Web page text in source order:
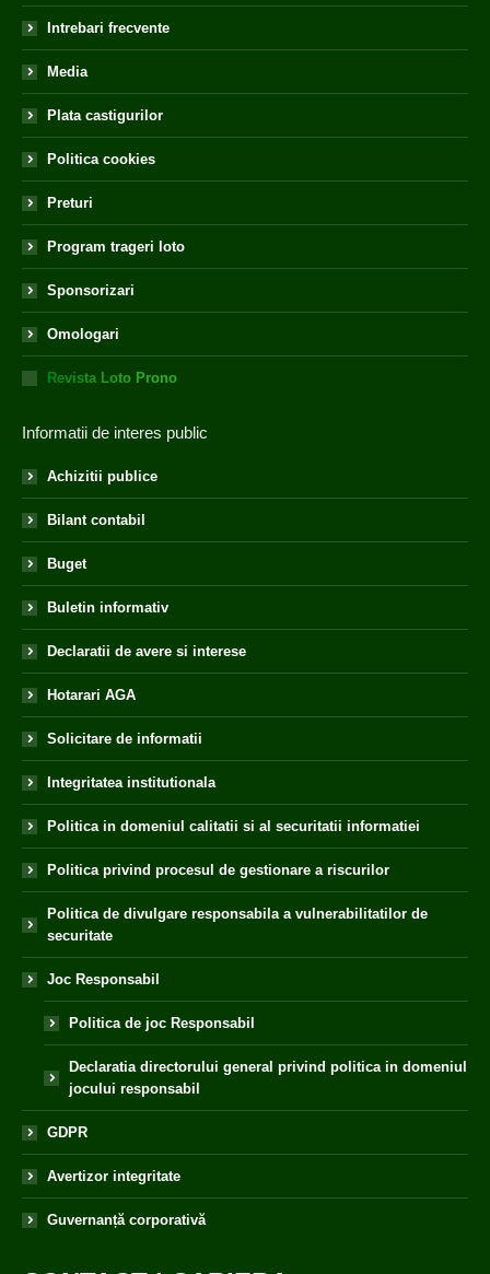
Intrebari frecvente
Media
Plata castigurilor
Politica cookies
Preturi
Program trageri loto
Sponsorizari
Omologari
Revista Loto Prono
Informatii de interes public
Achizitii publice
Bilant contabil
Buget
Buletin informativ
Declaratii de avere si interese
Hotarari AGA
Solicitare de informatii
Integritatea institutionala
Politica in domeniul calitatii si al securitatii informatiei
Politica privind procesul de gestionare a riscurilor
Politica de divulgare responsabila a vulnerabilitatilor de
securitate
Joc Responsabil
Politica de joc Responsabil
Declaratia directorului general privind politica in domeniul
jocului responsabil
GDPR
Avertizor integritate
Guvernanță corporativă